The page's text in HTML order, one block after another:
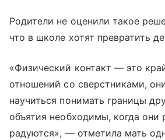
Родители не оценили такое
что в школе хотят превратить
«Физический контакт — это
отношений со сверстниками,
научиться понимать границы
объятия необходимы, когда они
радуются», — отметила мать